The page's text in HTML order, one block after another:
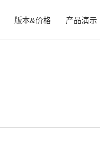
版本&价格 产品演示